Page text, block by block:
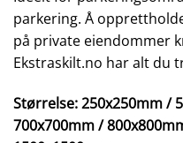
parkering. Å
på private eiendommer
Ekstraskilt.no har alt du
Størrelse: 250x250mm /
700x700mm /